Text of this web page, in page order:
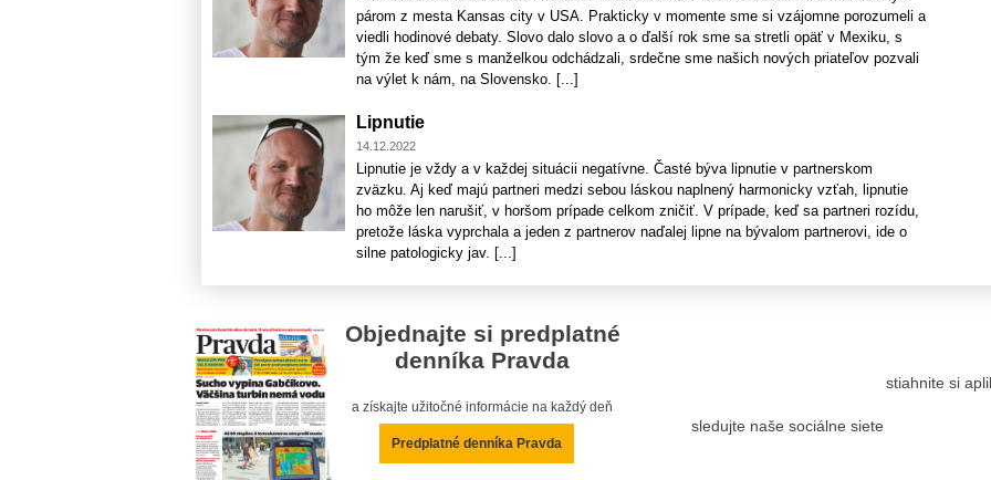
párom z mesta Kansas city v USA. Prakticky v momente sme si vzájomne porozumeli a
viedli hodinové debaty. Slovo dalo slovo a o ďalší rok sme sa stretli opäť v Mexiku, s
tým že keď sme s manželkou odchádzali, srdečne sme našich nových priateľov pozvali
na výlet k nám, na Slovensko. [...]
Lipnutie
14.12.2022
Lipnutie je vždy a v každej situácii negatívne. Časté býva lipnutie v partnerskom
zväzku. Aj keď majú partneri medzi sebou láskou naplnený harmonicky vzťah, lipnutie
ho môže len narušiť, v horšom prípade celkom zničiť. V prípade, keď sa partneri rozídu,
pretože láska vyprchala a jeden z partnerov naďalej lipne na bývalom partnerovi, ide o
silne patologicky jav. [...]
Objednajte si predplatné
denníka Pravda
a získajte užitočné informácie na každý deň
Predplatné denníka Pravda
sledujte naše sociálne siete
stiahnite si